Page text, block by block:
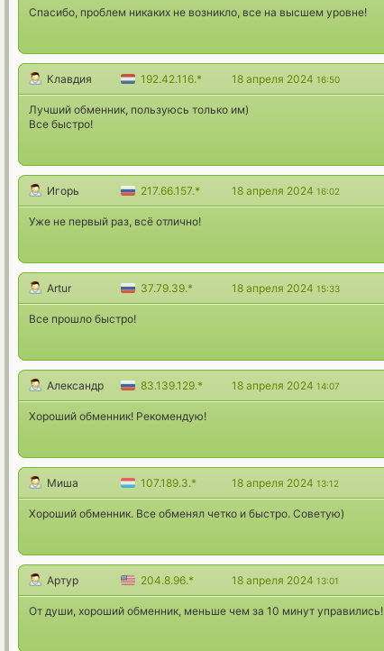
Спасибо, проблем никаких не возникло, все на высшем уровне!
Клавдия 192.42.116.* 18 апреля 2024 16:50
Лучший обменник, пользуюсь только им)
Все быстро!
Игорь 217.66.157.* 18 апреля 2024 16:02
Уже не первый раз, всё отлично!
Artur 37.79.39.* 18 апреля 2024 15:33
Все прошло быстро!
Александр 83.139.129.* 18 апреля 2024 14:07
Хороший обменник! Рекомендую!
Миша 107.189.3.* 18 апреля 2024 13:12
Хороший обменник. Все обменял четко и быстро. Советую)
Артур 204.8.96.* 18 апреля 2024 13:01
От души, хороший обменник, меньше чем за 10 минут управились!